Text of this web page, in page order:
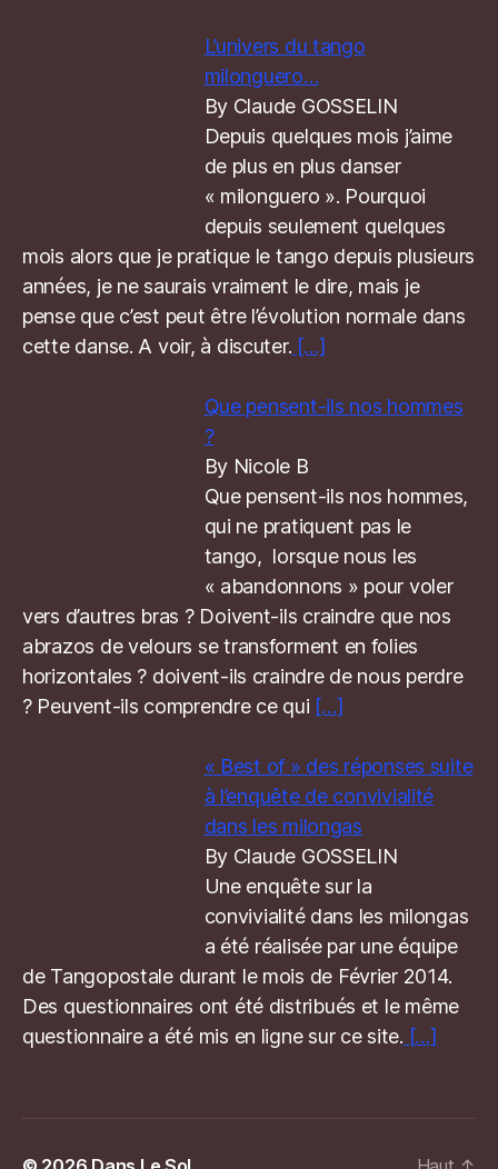
L’univers du tango
milonguero…
By Claude GOSSELIN
Depuis quelques mois j’aime
de plus en plus danser
« milonguero ». Pourquoi
depuis seulement quelques
mois alors que je pratique le tango depuis plusieurs
années, je ne saurais vraiment le dire, mais je
pense que c’est peut être l’évolution normale dans
cette danse. A voir, à discuter. […]
Que pensent-ils nos hommes
?
By Nicole B
Que pensent-ils nos hommes,
qui ne pratiquent pas le
tango, lorsque nous les
« abandonnons » pour voler
vers d’autres bras ? Doivent-ils craindre que nos
abrazos de velours se transforment en folies
horizontales ? doivent-ils craindre de nous perdre
? Peuvent-ils comprendre ce qui […]
« Best of » des réponses suite
à l’enquête de convivialité
dans les milongas
By Claude GOSSELIN
Une enquête sur la
convivialité dans les milongas
a été réalisée par une équipe
de Tangopostale durant le mois de Février 2014.
Des questionnaires ont été distribués et le même
questionnaire a été mis en ligne sur ce site. […]